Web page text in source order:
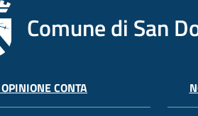
Comune di San
CONTA